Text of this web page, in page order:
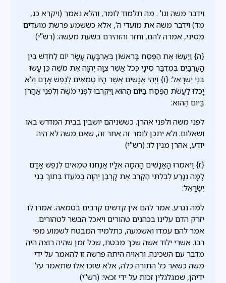
וידבר משה וגו' . מה תלמוד לומר, והלא נאמר (ויקרא כג,
מד) וידבר משה את מועדי ה', אלא כששמע פרשת מועדים
מסיני, אמרה להם, וחזר והזהירם בשעת מעשה: (רש"י)
{ה} וַיַּעֲשׂוּ אֶת הַפֶּסַח בָּרִאשׁוֹן בְּאַרְבָּעָה עָשָׂר יוֹם לַחֹדֶשׁ בֵּין
הָעַרְבַּיִם בְּמִדְבַּר סִינָי כְּכֹל אֲשֶׁר צִוָּה יְהוָה אֶת מֹשֶׁה כֵּן עָשׂוּ
בְּנֵי יִשְׂרָאֵל: {ו} וַיְהִי אֲנָשִׁים אֲשֶׁר הָיוּ טְמֵאִים לְנֶפֶשׁ אָדָם וְלֹא
יָכְלוּ לַעֲשֹׂת הַפֶּסַח בַּיּוֹם הַהוּא וַיִּקְרְבוּ לִפְנֵי מֹשֶׁה וְלִפְנֵי אַהֲרֹן
בַּיּוֹם הַהוּא:
לפני משה ולפני אהרן. כששניהם יושבין בבית המדרש באו
ושאלום. ולא יתכן לומר זה אחר זה, שאם משה לא היה
יודע, אהרן מנין לו: (רש"י)
{ז} וַיֹּאמְרוּ הָאֲנָשִׁים הָהֵמָּה אֵלָיו אֲנַחְנוּ טְמֵאִים לְנֶפֶשׁ אָדָם
לָמָּה נִגָּרַע לְבִלְתִּי הַקְרִב אֶת קָרְבַּן יְהוָה בְּמֹעֲדוֹ בְּתוֹךְ בְּנֵי
יִשְׂרָאֵל:
למה נגרע. אמר להם אין קדשים קרבים בטמאה. אמרו לו
יזרק הדם עלינו בכהנים טהורים ויאכל הבשר לטהורים.
אמר להם עמדו ואשמעה, כתלמיד המבטח לשמוע מפי
רבו. אשרי ילוד אשה שכך מבטח, שכל זמן שהיה רוצה היה
מדבר עם השכינה. וראויה היתה פרשה זו להאמר על ידי
משה כשאר כל התורה כלה, אלא שזכו אלו שתאמר על
ידיהן, שמגלגלין זכות על ידי זכאי: (רש"י)